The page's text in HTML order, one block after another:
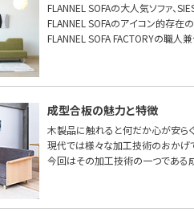
FLANNEL SOFAの大人気ソファ、
FLANNEL SOFAのアイコン的存在
FLANNEL SOFA FACTORYの職人
成型合板の魅力と特徴
木製品に触れると何だか心が安ら
現代では様々な加工技術のおかげ
今回はその加工技術の一つである